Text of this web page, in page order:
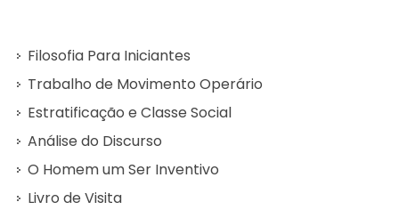
Filosofia Para Iniciantes
Trabalho de Movimento Operário
Estratificação e Classe Social
Análise do Discurso
O Homem um Ser Inventivo
Livro de Visita